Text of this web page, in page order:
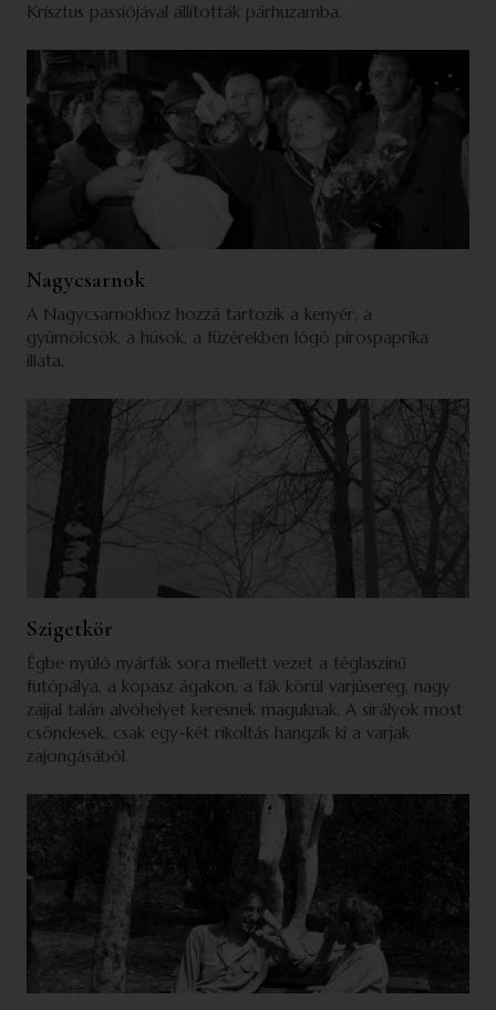
Krisztus passiójával állították párhuzamba.
Nagycsarnok
A Nagycsarnokhoz hozzá tartozik a kenyér, a
gyümölcsök, a húsok, a füzérekben lógó pirospaprika
illata.
Szigetkör
Égbe nyúló nyárfák sora mellett vezet a téglaszínű
futópálya, a kopasz ágakon, a fák körül varjúsereg, nagy
zajjal talán alvóhelyet keresnek maguknak. A sirályok most
csöndesek, csak egy-két rikoltás hangzik ki a varjak
zajongásából.